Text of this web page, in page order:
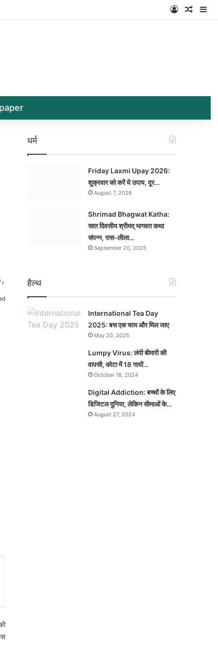
Log In
धर्म
Friday Laxmi Upay 2026:
शुक्रवार को करें ये उपाय, दूर…
August 7, 2026
Shrimad Bhagwat Katha:
सात दिवसीय श्रीमद् भागवत कथा
संपन्न, रास-लीला…
September 20, 2025
हैल्थ
International Tea Day
2025: बस एक चाय और मिल जाए
May 20, 2025
Lumpy Virus: लंपी बीमारी की
वापसी, कोटा में 18 गायों…
October 18, 2024
Digital Addiction: बच्चों के लिए
डिजिटल दुनिया, लेकिन सीमाओं के…
August 27, 2024